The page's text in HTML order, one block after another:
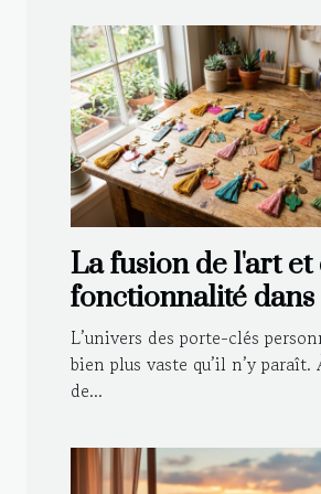
La fusion de l'art et
fonctionnalité dans
porte-clés
L’univers des porte-clés
bien plus vaste qu’il n’y paraît.
de...